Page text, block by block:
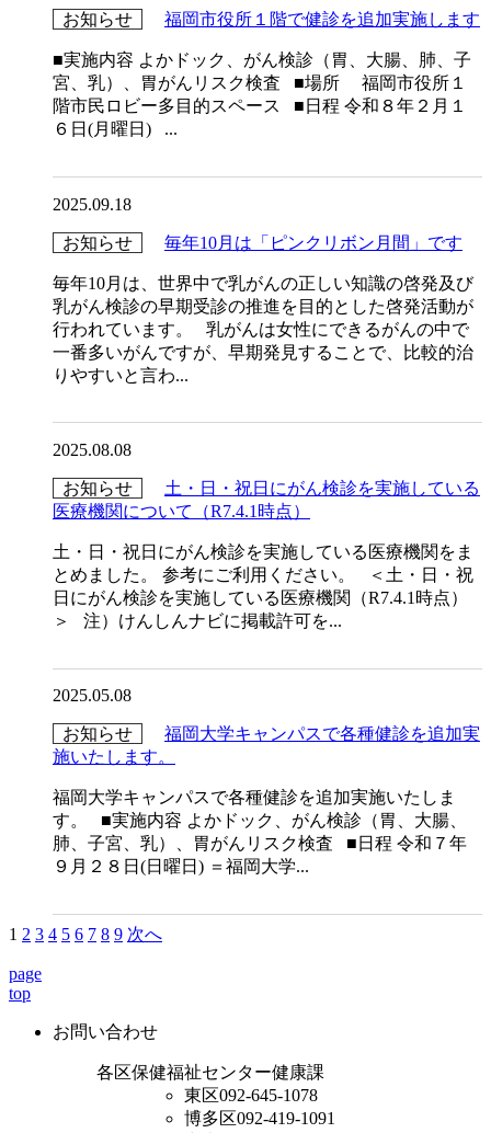
お知らせ 福岡市役所１階で健診を追加実施します
■実施内容 よかドック、がん検診（胃、大腸、肺、子
宮、乳）、胃がんリスク検査 ■場所 福岡市役所１
階市民ロビー多目的スペース ■日程 令和８年２月１
６日(月曜日) ...
2025.09.18
お知らせ 毎年10月は「ピンクリボン月間」です
毎年10月は、世界中で乳がんの正しい知識の啓発及び
乳がん検診の早期受診の推進を目的とした啓発活動が
行われています。 乳がんは女性にできるがんの中で
一番多いがんですが、早期発見することで、比較的治
りやすいと言わ...
2025.08.08
お知らせ
土・日・祝日にがん検診を実施している
医療機関について（R7.4.1時点）
土・日・祝日にがん検診を実施している医療機関をま
とめました。 参考にご利用ください。 ＜土・日・祝
日にがん検診を実施している医療機関（R7.4.1時点）
＞ 注）けんしんナビに掲載許可を...
2025.05.08
お知らせ
福岡大学キャンパスで各種健診を追加実
施いたします。
福岡大学キャンパスで各種健診を追加実施いたしま
す。 ■実施内容 よかドック、がん検診（胃、大腸、
肺、子宮、乳）、胃がんリスク検査 ■日程 令和７年
９月２８日(日曜日) ＝福岡大学...
1 2 3 4 5 6 7 8 9 次へ
page
top
お問い合わせ
各区保健福祉センター健康課
東区092-645-1078
博多区092-419-1091